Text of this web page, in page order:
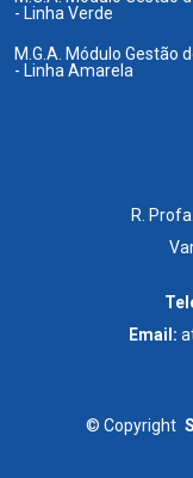
- Linha Verde
M.G.A. Módulo Gestão
- Linha Amarela
R.
Email:
© Copyright